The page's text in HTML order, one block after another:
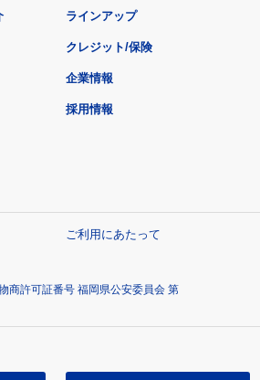
ラインアップ
クレジット/保険
企業情報
採用情報
ご利用にあたって
商許可証番号 福岡県公安委員会 第